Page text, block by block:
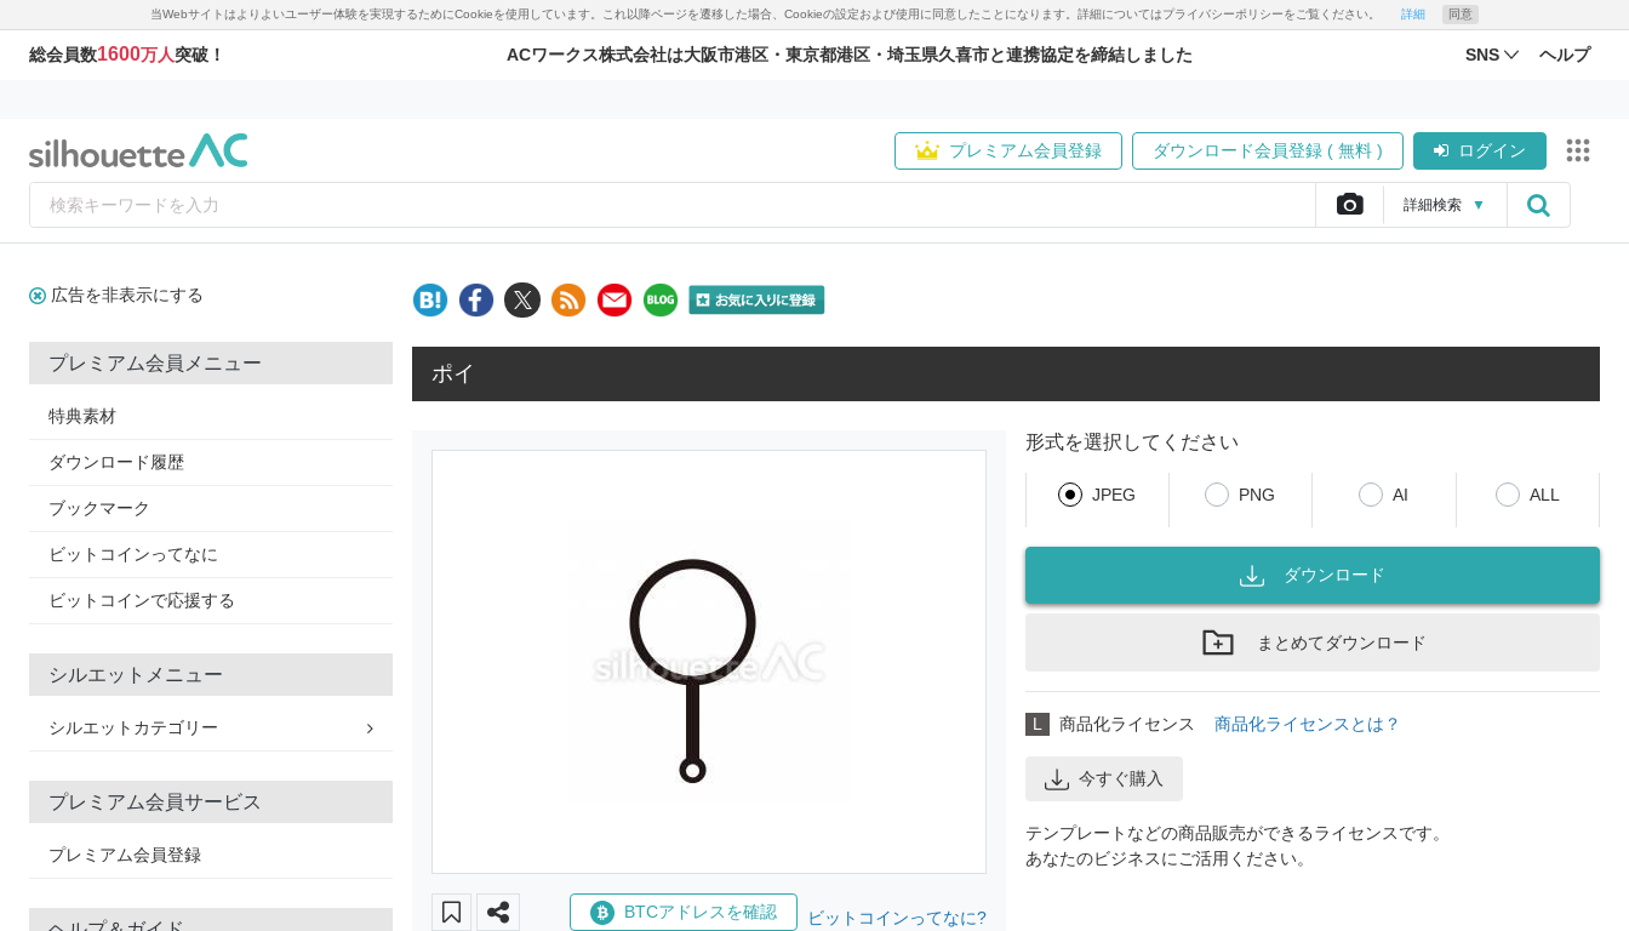
当Webサイトはよりよいユーザー体験を実現するためにCookieを使用しています。これ以降ページを遷移した場合、Cookieの設定および使用に同意したことになります。詳細についてはプライバシーポリシーをご覧ください。 詳細 同意
総会員数1600万人突破！ ACワークス株式会社は大阪市港区・東京都港区・埼玉県久喜市と連携協定を締結しました SNS ヘルプ
プレミアム会員登録 ダウンロード会員登録 ( 無料 ) ログイン
詳細検索 ▼
広告を非表示にする
プレミアム会員メニュー
特典素材
ダウンロード履歴
ブックマーク
ビットコインってなに
ビットコインで応援する
シルエットメニュー
シルエットカテゴリー
プレミアム会員サービス
プレミアム会員登録
ポイ
BTCアドレスを確認 ビットコインってなに?
形式を選択してください
JPEG PNG AI ALL
ダウンロード
まとめてダウンロード
L 商品化ライセンス 商品化ライセンスとは？
今すぐ購入
テンプレートなどの商品販売ができるライセンスです。
あなたのビジネスにご活用ください。